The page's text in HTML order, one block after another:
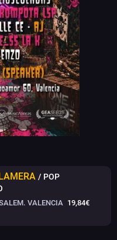
/ POP
VALENCIA 19,84€